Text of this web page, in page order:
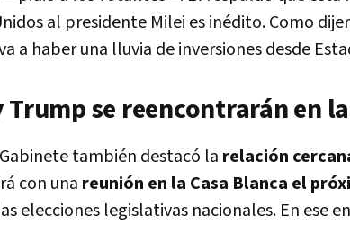
al presidente Milei es inédito. Como
a haber una lluvia de inversiones desde
se reencontrarán en
también destacó la relación
con una reunión en la Casa Blanca el
elecciones legislativas nacionales. En ese